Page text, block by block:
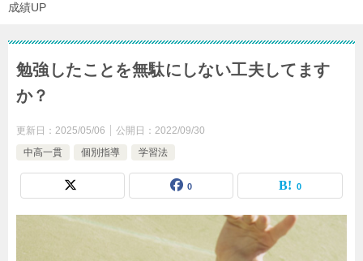
成績UP
勉強したことを無駄にしない工夫してます
か？
更新日： 2025/05/06 公開日： 2022/09/30
中高一貫
個別指導 学習法
0 0